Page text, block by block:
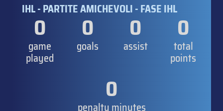
IHL - PARTITE AMICHEVOLI - FASE IHL
0
game
played
0
goals
0
assist
0
total
points
0
penalty minutes